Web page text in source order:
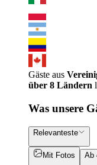
Gäste aus
über 8 Ländern
Was unsere
Relevanteste
Mit Fotos Ab